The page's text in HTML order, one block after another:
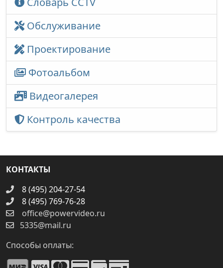
Обслуживание
Проектирование
Фотоальбом
Видеогалерея
Контроль качества
КОНТАКТЫ
8 (495) 204-27-54
8 (495) 769-76-28
office@powervideo.ru
5335@mail.ru
Способы оплаты: